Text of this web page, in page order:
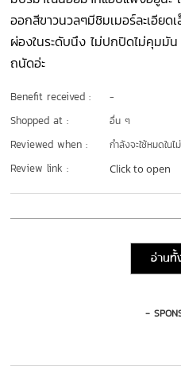
ออกสีขาวนวลๆมีชิมเมอร์ละเอียด
ผ่องในระดับนึง ไม่ปกปิดไม่คุมมัน
ถนัดอ่ะ
Benefit received : -
Shopped at : อื่น ๆ
Reviewed when : กำลังจะใช้หมดในไ
Review link : Click to open
อ่าน
-